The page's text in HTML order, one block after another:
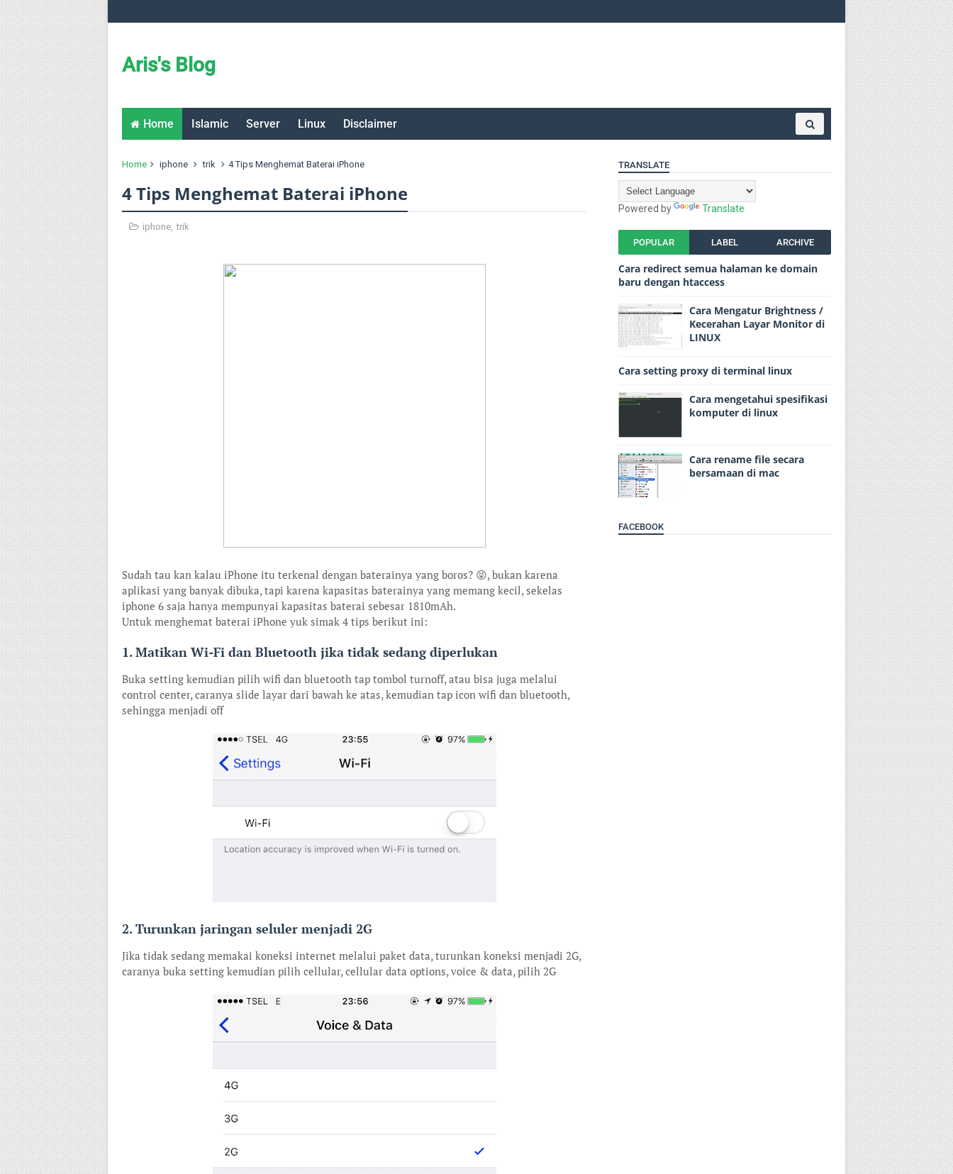
Aris's Blog
Home Islamic Server Linux Disclaimer
Home iphone trik 4 Tips Menghemat Baterai iPhone
4 Tips Menghemat Baterai iPhone
iphone, trik
Sudah tau kan kalau iPhone itu terkenal dengan baterainya yang boros? 😝, bukan karena
aplikasi yang banyak dibuka, tapi karena kapasitas baterainya yang memang kecil, sekelas
iphone 6 saja hanya mempunyai kapasitas baterai sebesar 1810mAh.
Untuk menghemat baterai iPhone yuk simak 4 tips berikut ini:
1. Matikan Wi-Fi dan Bluetooth jika tidak sedang diperlukan
Buka setting kemudian pilih wifi dan bluetooth tap tombol turnoff, atau bisa juga melalui
control center, caranya slide layar dari bawah ke atas, kemudian tap icon wifi dan bluetooth,
sehingga menjadi off
2. Turunkan jaringan seluler menjadi 2G
Jika tidak sedang memakai koneksi internet melalui paket data, turunkan koneksi menjadi 2G,
caranya buka setting kemudian pilih cellular, cellular data options, voice & data, pilih 2G
TRANSLATE
Powered by Translate
POPULAR LABEL ARCHIVE
Cara redirect semua halaman ke domain
baru dengan htaccess
Cara Mengatur Brightness /
Kecerahan Layar Monitor di
LINUX
Cara setting proxy di terminal linux
Cara mengetahui spesifikasi
komputer di linux
Cara rename file secara
bersamaan di mac
FACEBOOK